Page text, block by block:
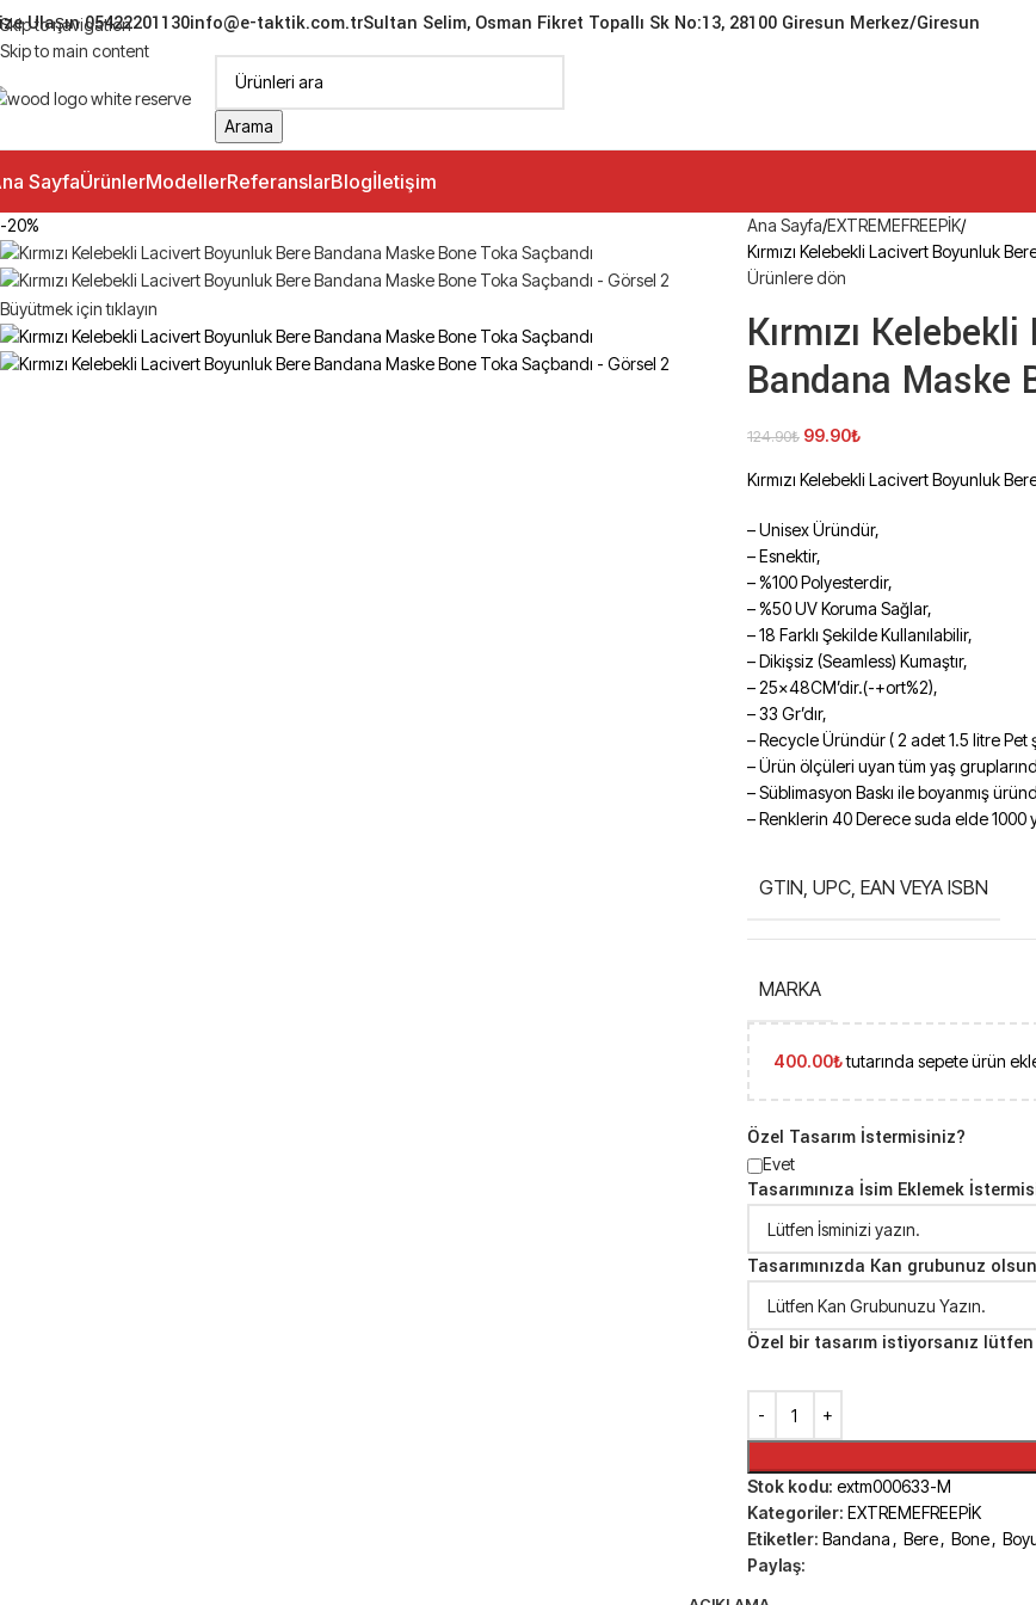
Skip to navigation
Skip to main content
Ulaşın 05422201130info@e-taktik.com.trSultan Selim, Osman Fikret Topallı Sk No:13, 28100 Giresun Merkez/Giresun
Arama
SayfaÜrünlerModellerReferanslarBlogİletişim
-20%
Büyütmek için tıklayın
Ana Sayfa EXTREMEFREEPİK
Kırmızı Kelebekli Lacivert Boyunluk
Ürünlere dön
Kırmızı
Bandana Maske
124.90₺ 99.90₺
Kırmızı Kelebekli Lacivert Boyunluk
– Unisex Üründür,
– Esnektir,
– %100 Polyesterdir,
– %50 UV Koruma Sağlar,
– 18 Farklı Şekilde Kullanılabilir,
– Dikişsiz (Seamless) Kumaştır,
– 25x48CM’dir.(-+ort%2),
– 33 Gr’dır,
– Recycle Üründür ( 2 adet 1.5 litre
– Ürün ölçüleri uyan tüm yaş
– Süblimasyon Baskı ile boyanmış
– Renklerin 40 Derece suda elde 1000
GTIN, UPC, EAN VEYA ISBN
MARKA
400.00₺tutarında sepete ürün
Özel Tasarım İstermisiniz?
Evet
Tasarımınıza İsim Eklemek
Tasarımınızda Kan grubunuz
Özel bir tasarım istiyorsanız
Stok kodu: extm000633-M
Kategoriler: EXTREMEFREEPİK
Etiketler: Bandana , Bere, Bone,
Paylaş: